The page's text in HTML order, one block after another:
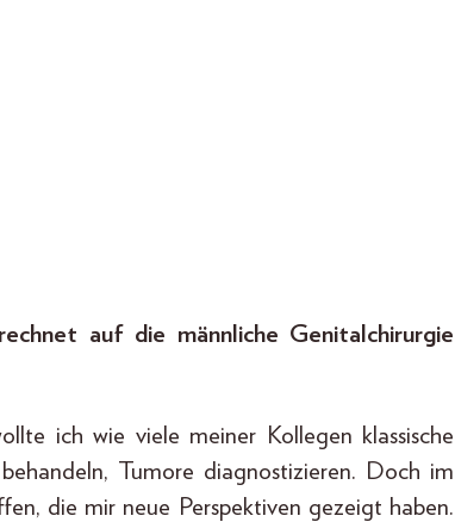
auf die männliche Genitalchirurgie
ich wie viele meiner Kollegen klassische
Tumore diagnostizieren. Doch im
die mir neue Perspektiven gezeigt haben.